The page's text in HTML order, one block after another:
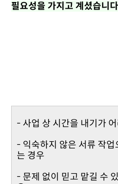
필요성을 가지고 계셨습니
- 사업 상 시간을 내기가
- 익숙하지 않은 서류 작
는 경우
- 문제 없이 믿고 맡길 수